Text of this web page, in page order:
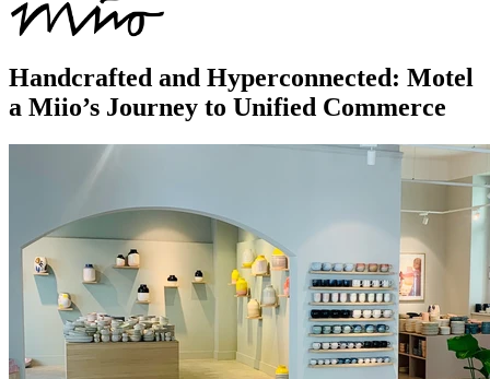
Handcrafted and Hyperconnected: Motel
a Miio’s Journey to Unified Commerce